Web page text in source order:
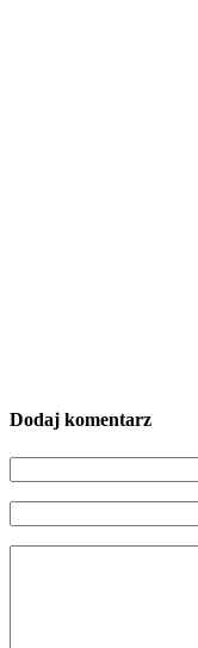
Dodaj komentarz